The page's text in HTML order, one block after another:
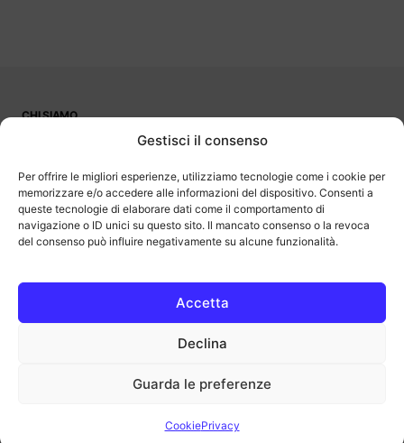
Gestisci il consenso
Per offrire le migliori esperienze, utilizziamo tecnologie come i cookie per
memorizzare e/o accedere alle informazioni del dispositivo. Consenti a
queste tecnologie di elaborare dati come il comportamento di
navigazione o ID unici su questo sito. Il mancato consenso o la revoca
del consenso può influire negativamente su alcune funzionalità.
Accetta
Declina
Guarda le preferenze
CookiePrivacy
CHI SIAMO
OutOfBit
programma di affiliazione che consente ai siti di percepire una
commissione pubblicitaria pubblicizzando e fornendo link al sito
Amazon.it. Amazon e il logo Amazon sono marchi registrati di
Amazon.com, Inc. o delle sue affiliate.
COPYRIGHT © 2013-2025 OUTOFBIT P.IVA 04140830243, TUTTI I
outofbit.it@gmail.com | outofbit@pec.it
Note legali